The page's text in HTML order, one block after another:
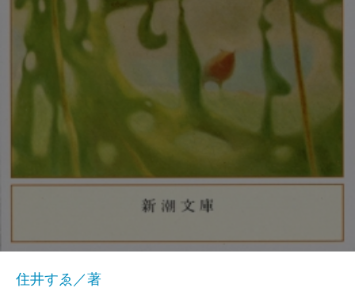
住井すゑ／著